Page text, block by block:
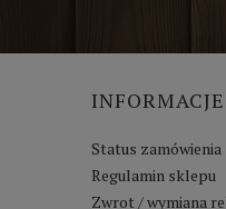
INFORMACJE
Status zamówienia
Regulamin sklepu
Zwrot / wymiana